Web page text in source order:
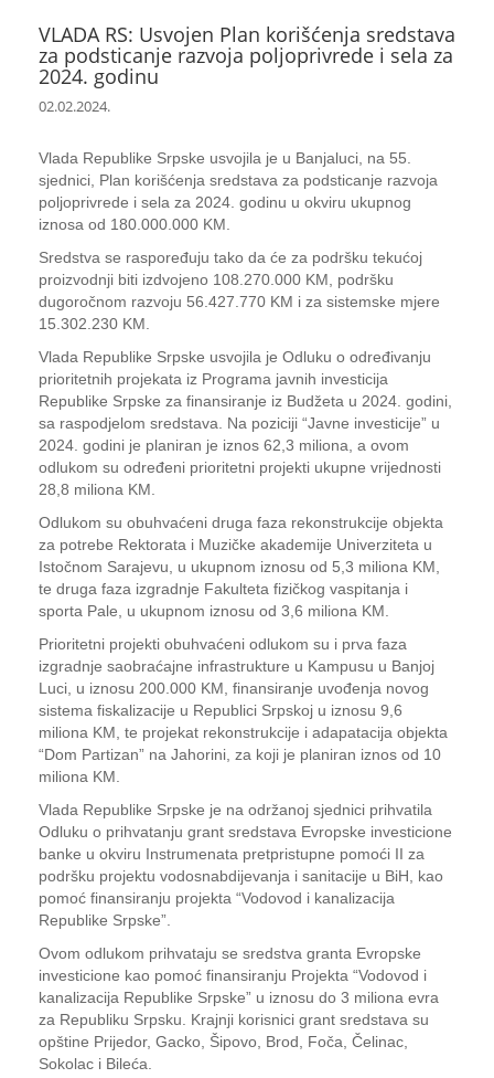
VLADA RS: Usvojen Plan korišćenja sredstava
za podsticanje razvoja poljoprivrede i sela za
2024. godinu
02.02.2024.
Vlada Republike Srpske usvojila je u Banjaluci, na 55.
sjednici, Plan korišćenja sredstava za podsticanje razvoja
poljoprivrede i sela za 2024. godinu u okviru ukupnog
iznosa od 180.000.000 KM.
Sredstva se raspoređuju tako da će za podršku tekućoj
proizvodnji biti izdvojeno 108.270.000 KM, podršku
dugoročnom razvoju 56.427.770 KM i za sistemske mjere
15.302.230 KM.
Vlada Republike Srpske usvojila je Odluku o određivanju
prioritetnih projekata iz Programa javnih investicija
Republike Srpske za finansiranje iz Budžeta u 2024. godini,
sa raspodjelom sredstava. Na poziciji “Javne investicije” u
2024. godini je planiran je iznos 62,3 miliona, a ovom
odlukom su određeni prioritetni projekti ukupne vrijednosti
28,8 miliona KM.
Odlukom su obuhvaćeni druga faza rekonstrukcije objekta
za potrebe Rektorata i Muzičke akademije Univerziteta u
Istočnom Sarajevu, u ukupnom iznosu od 5,3 miliona KM,
te druga faza izgradnje Fakulteta fizičkog vaspitanja i
sporta Pale, u ukupnom iznosu od 3,6 miliona KM.
Prioritetni projekti obuhvaćeni odlukom su i prva faza
izgradnje saobraćajne infrastrukture u Kampusu u Banjoj
Luci, u iznosu 200.000 KM, finansiranje uvođenja novog
sistema fiskalizacije u Republici Srpskoj u iznosu 9,6
miliona KM, te projekat rekonstrukcije i adapatacija objekta
“Dom Partizan” na Jahorini, za koji je planiran iznos od 10
miliona KM.
Vlada Republike Srpske je na održanoj sjednici prihvatila
Odluku o prihvatanju grant sredstava Evropske investicione
banke u okviru Instrumenata pretpristupne pomoći II za
podršku projektu vodosnabdijevanja i sanitacije u BiH, kao
pomoć finansiranju projekta “Vodovod i kanalizacija
Republike Srpske”.
Ovom odlukom prihvataju se sredstva granta Evropske
investicione kao pomoć finansiranju Projekta “Vodovod i
kanalizacija Republike Srpske” u iznosu do 3 miliona evra
za Republiku Srpsku. Krajnji korisnici grant sredstava su
opštine Prijedor, Gacko, Šipovo, Brod, Foča, Čelinac,
Sokolac i Bileća.